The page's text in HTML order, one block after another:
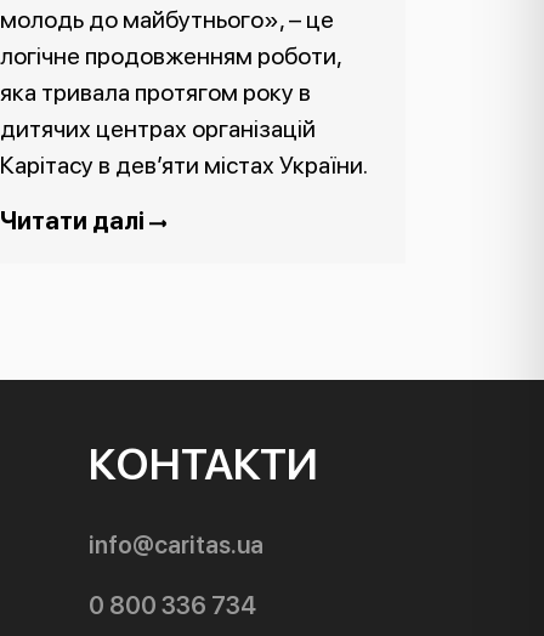
молодь до майбутнього», – це
логічне продовженням роботи,
яка тривала протягом року в
дитячих центрах організацій
Карітасу в дев’яти містах України.
Читати далі
КОНТАКТИ
info@caritas.ua
0 800 336 734